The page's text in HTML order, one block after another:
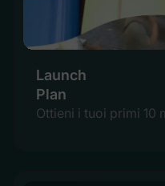
Launch
Plan
Ottieni i tuoi primi 10